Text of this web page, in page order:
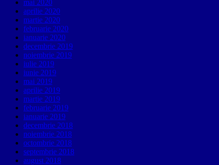
mai 2020
aprilie 2020
martie 2020
februarie 2020
ianuarie 2020
decembrie 2019
noiembrie 2019
iulie 2019
iunie 2019
mai 2019
aprilie 2019
martie 2019
februarie 2019
ianuarie 2019
decembrie 2018
noiembrie 2018
octombrie 2018
septembrie 2018
august 2018